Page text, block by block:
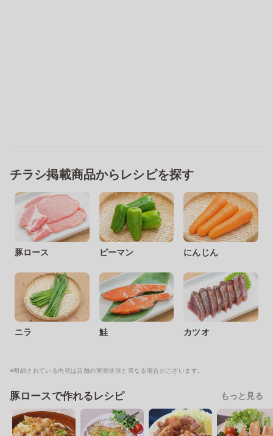
チラシ掲載商品からレシピを探す
豚ロース ピーマン にんじん
ニラ 鮭 カツオ
※明細されている内容は店舗の実売状況と異なる場合がございます。
豚ロースで作れるレシピ もっと見る